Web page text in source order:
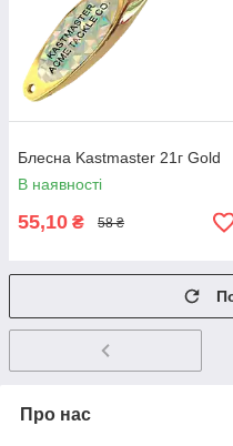
Блесна Kastmaster 21г Gold
В наявності
55,10 ₴ 58 ₴
Про нас